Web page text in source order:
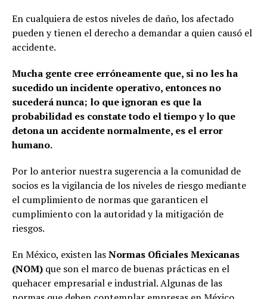
En cualquiera de estos niveles de daño, los afectado
pueden y tienen el derecho a demandar a quien causó el
accidente.
Mucha gente cree erróneamente que, si no les ha
sucedido un incidente operativo, entonces no
sucederá nunca; lo que ignoran es que la
probabilidad es constate todo el tiempo y lo que
detona un accidente normalmente, es el error
humano.
Por lo anterior nuestra sugerencia a la comunidad de
socios es la vigilancia de los niveles de riesgo mediante
el cumplimiento de normas que garanticen el
cumplimiento con la autoridad y la mitigación de
riesgos.
En México, existen lasNormas Oficiales Mexicanas
(NOM) que son el marco de buenas prácticas en el
quehacer empresarial e industrial. Algunas de las